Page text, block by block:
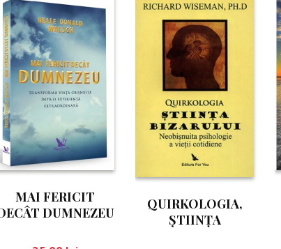
MAI FERICIT
DUMNEZEU
QUIRKOLOGIA,
ŞTIINŢA